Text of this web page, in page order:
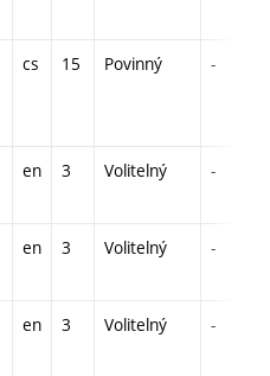
cs 15 Povinný -
en 3 Volitelný -
en 3 Volitelný -
en 3 Volitelný -